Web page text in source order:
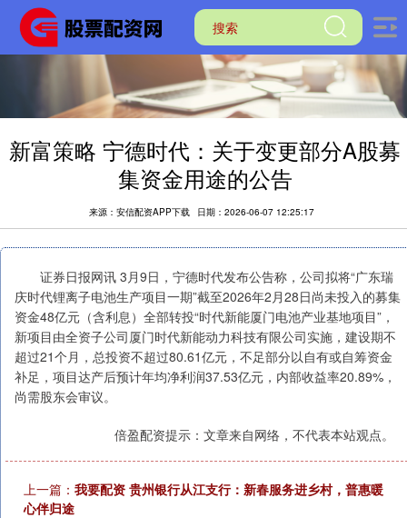
新富策略 宁德时代：关于变更部分A股募
集资金用途的公告
来源：安信配资APP下载 日期：2026-06-07 12:25:17
证券日报网讯 3月9日，宁德时代发布公告称，公司拟将“广东瑞
庆时代锂离子电池生产项目一期”截至2026年2月28日尚未投入的募集
资金48亿元（含利息）全部转投“时代新能厦门电池产业基地项目”，
新项目由全资子公司厦门时代新能动力科技有限公司实施，建设期不
超过21个月，总投资不超过80.61亿元，不足部分以自有或自筹资金
补足，项目达产后预计年均净利润37.53亿元，内部收益率20.89%，
尚需股东会审议。
倍盈配资提示：文章来自网络，不代表本站观点。
上一篇： 我要配资 贵州银行从江支行：新春服务进乡村，普惠暖
心伴归途